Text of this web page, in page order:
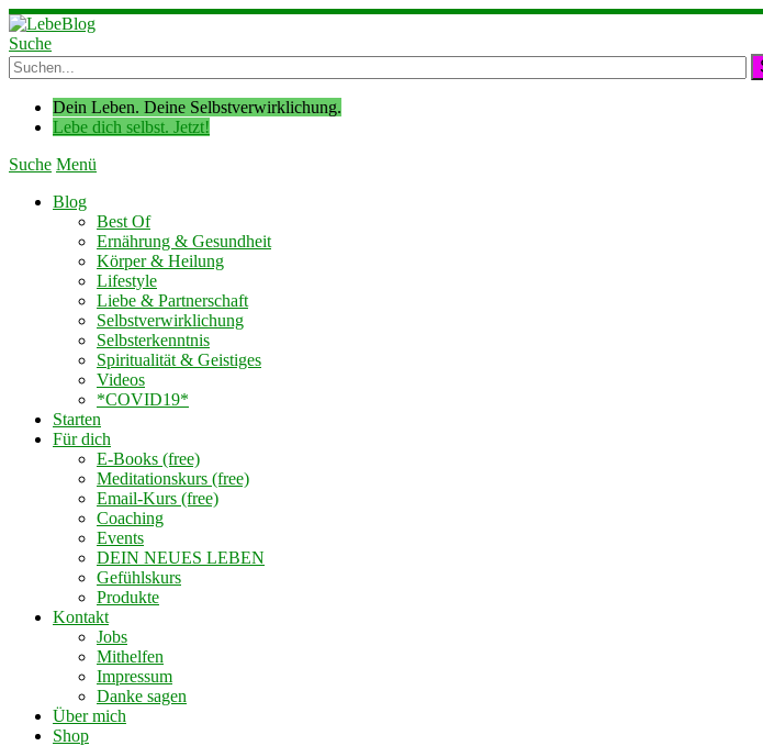
Suche
Dein Leben. Deine Selbstverwirklichung.
Lebe dich selbst. Jetzt!
Suche Menü
Blog
Best Of
Ernährung & Gesundheit
Körper & Heilung
Lifestyle
Liebe & Partnerschaft
Selbstverwirklichung
Selbsterkenntnis
Spiritualität & Geistiges
Videos
*COVID19*
Starten
Für dich
E-Books (free)
Meditationskurs (free)
Email-Kurs (free)
Coaching
Events
DEIN NEUES LEBEN
Gefühlskurs
Produkte
Kontakt
Jobs
Mithelfen
Impressum
Danke sagen
Über mich
Shop